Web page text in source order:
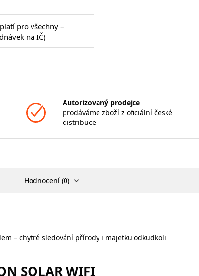
pro všechny –
na IČ)
Autorizovaný prodejce
prodáváme zboží z oficiální české
distribuce
Hodnocení (0)
– chytré sledování přírody i majetku odkudkoli
SOLAR WIFI